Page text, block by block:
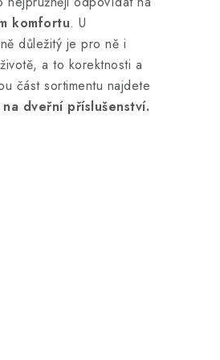
komfortu. U
důležitý je pro ně i
a to korektnosti a
část sortimentu najdete
dveřní příslušenství.